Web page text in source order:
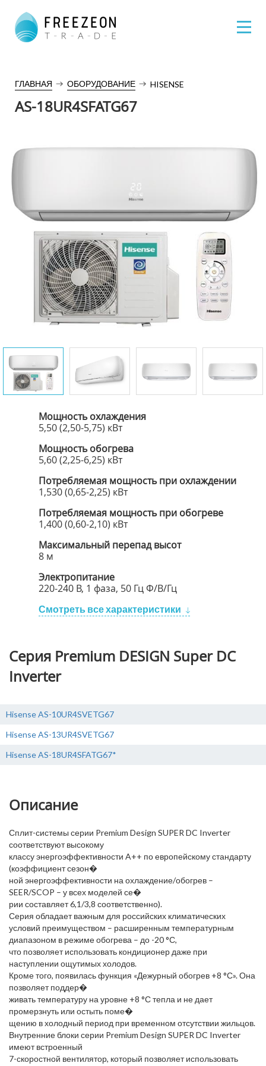
ГЛАВНАЯ ОБОРУДОВАНИЕ HISENSE
AS-18UR4SFATG67
Мощность охлаждения
5,50 (2,50-5,75) кВт
Мощность обогрева
5,60 (2,25-6,25) кВт
Потребляемая мощность при охлаждении
1,530 (0,65-2,25) кВт
Потребляемая мощность при обогреве
1,400 (0,60-2,10) кВт
Максимальный перепад высот
8 м
Электропитание
220-240 В, 1 фаза, 50 Гц Ф/В/Гц
Смотреть все характеристики
Серия Premium DESIGN Super DC
Inverter
Hisense AS-10UR4SVETG67
Hisense AS-13UR4SVETG67
Hisense AS-18UR4SFATG67*
Описание
Сплит-системы серии Premium Design SUPER DC Inverter
соответствуют высокому
классу энергоэффективности A++ по европейскому стандарту
(коэффициент сезон�
ной энергоэффективности на охлаждение/обогрев –
SEER/SCOP – у всех моделей се�
рии составляет 6,1/3,8 соответственно).
Серия обладает важным для российских климатических
условий преимуществом – расширенным температурным
диапазоном в режиме обогрева – до -20 °С,
что позволяет использовать кондиционер даже при
наступлении ощутимых холодов.
Кроме того, появилась функция «Дежурный обогрев +8 °С». Она
позволяет поддер�
живать температуру на уровне +8 °С тепла и не дает
промерзнуть или остыть поме�
щению в холодный период при временном отсутствии жильцов.
Внутренние блоки серии Premium Design SUPER DC Inverter
имеют встроенный
7-скоростной вентилятор, который позволяет использовать